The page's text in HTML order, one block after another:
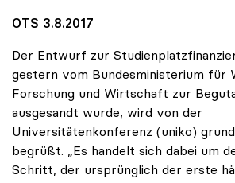
OTS 3.8.2017
Der Entwurf zur
gestern vom Bundesministerium für
Forschung und Wirtschaft zur
ausgesandt wurde, wird von der
Universitätenkonferenz (uniko)
begrüßt. „Es handelt sich dabei um
Schritt, der ursprünglich der erste